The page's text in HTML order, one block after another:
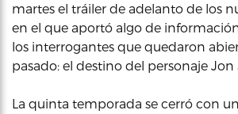
martes el tráiler de adelanto de los
en el que aportó algo de
los interrogantes que quedaron
pasado: el destino del personaje Jon
La quinta temporada se cerró con